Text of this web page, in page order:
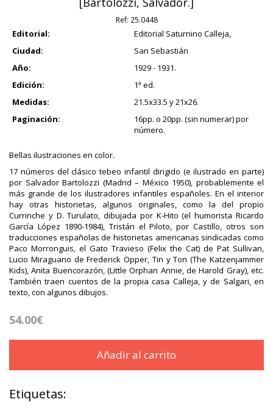
Ref: 25.0448
Editorial:
Editorial Saturnino Calleja,
Ciudad:
San Sebastián
Año:
1929 - 1931.
Edición:
1ª ed.
Medidas:
21.5x33.5 y 21x26.
Paginación:
16pp. o 20pp. (sin numerar) por
número.
Bellas ilustraciones en color.
17 números del clásico tebeo infantil dirigido (e ilustrado en parte)
por Salvador Bartolozzi (Madrid – México 1950), probablemente el
más grande de los ilustradores infantiles españoles. En el interior
hay otras historietas, algunos originales, como la del propio
Currinche y D. Turulato, dibujada por K-Hito (el humorista Ricardo
García López 1890-1984), Tristán el Piloto, por Castillo, otros son
traducciones españolas de historietas americanas sindicadas como
Paco Morronguis, el Gato Travieso (Felix the Cat) de Pat Sullivan,
Lucio Miraguano de Frederick Opper, Tin y Ton (The Katzenjammer
Kids), Anita Buencorazón, (Little Orphan Annie, de Harold Gray), etc.
También traen cuentos de la propia casa Calleja, y de Salgari, en
texto, con algunos dibujos.
54.00€
Añadir al carrito
Etiquetas: